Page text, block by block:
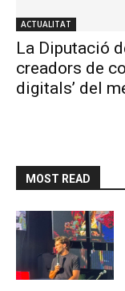
ACTUALITAT
La Diputació
creadors de
digitals’ del
MOST READ